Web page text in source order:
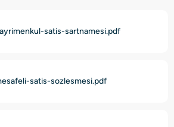
satis-sartnamesi.pdf
satis-sozlesmesi.pdf